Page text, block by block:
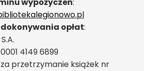
wypożyczeń:
opłat:
4149 6899
za przetrzymanie książek nr